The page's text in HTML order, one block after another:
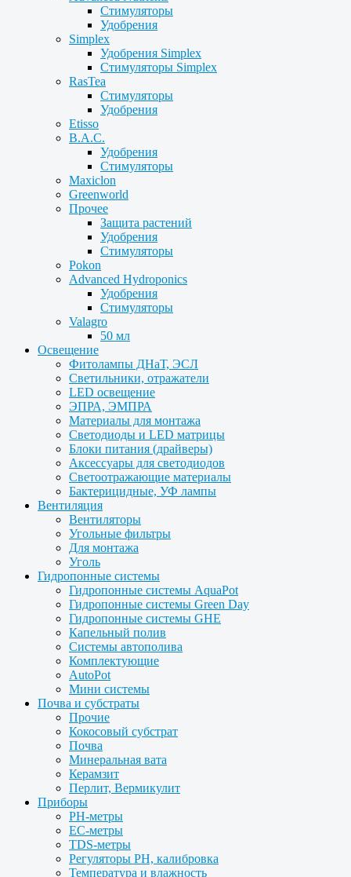
Стимуляторы
Удобрения
Simplex
Удобрения Simplex
Стимуляторы Simplex
RasTea
Стимуляторы
Удобрения
Etisso
B.A.C.
Удобрения
Стимуляторы
Maxiclon
Greenworld
Прочее
Защита растений
Удобрения
Стимуляторы
Pokon
Advanced Hydroponics
Удобрения
Стимуляторы
Valagro
50 мл
Освещение
Фитолампы ДНаТ, ЭСЛ
Светильники, отражатели
LED освещение
ЭПРА, ЭМПРА
Материалы для монтажа
Светодиоды и LED матрицы
Блоки питания (драйверы)
Аксессуары для светодиодов
Светоотражающие материалы
Бактерицидные, УФ лампы
Вентиляция
Вентиляторы
Угольные фильтры
Для монтажа
Уголь
Гидропонные системы
Гидропонные системы AquaPot
Гидропонные системы Green Day
Гидропонные системы GHE
Капельный полив
Системы автополива
Комплектующие
AutoPot
Мини системы
Почва и субстраты
Прочие
Кокосовый субстрат
Почва
Минеральная вата
Керамзит
Перлит, Вермикулит
Приборы
PH-метры
EC-метры
TDS-метры
Регуляторы PH, калибровка
Температура и влажность